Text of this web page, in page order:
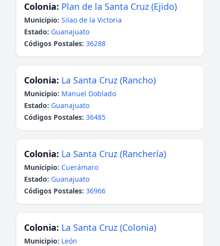
Colonia: Plan de la Santa Cruz (Ejido)
Municipio: Silao de la Victoria
Estado: Guanajuato
Códigos Postales: 36288
Colonia: La Santa Cruz (Rancho)
Municipio: Manuel Doblado
Estado: Guanajuato
Códigos Postales: 36485
Colonia: La Santa Cruz (Ranchería)
Municipio: Cuerámaro
Estado: Guanajuato
Códigos Postales: 36966
Colonia: La Santa Cruz (Colonia)
Municipio: León